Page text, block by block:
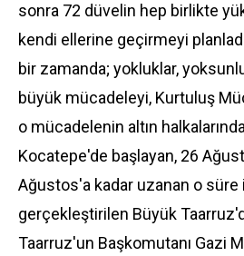
sonra 72 düvelin hep birlikte
kendi ellerine geçirmeyi
bir zamanda; yokluklar,
büyük mücadeleyi, Kurtuluş
o mücadelenin altın
Kocatepe'de başlayan, 26
Ağustos'a kadar uzanan o
gerçekleştirilen Büyük
Taarruz'un Başkomutanı Gazi